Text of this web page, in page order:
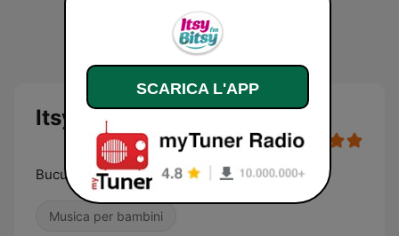
Itsy Bitsy FM
Bucurie in familie
Musica per bambini
SCARICA L'APP